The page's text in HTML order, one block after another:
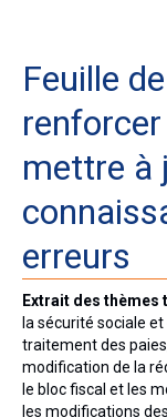
Feuille
mettre à
erreurs
Extrait des thèmes
la sécurité sociale
traitement des
modification de la
le bloc fiscal et les
les modifications